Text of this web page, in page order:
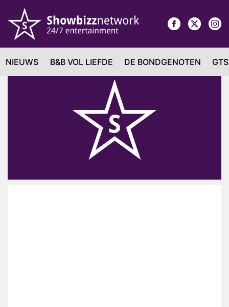
NIEUWS B&B VOL LIEFDE DE BONDGENOTEN